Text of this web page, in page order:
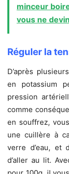
minceur
vous ne
Réguler la
D’après
en potassium
pression
comme
en souffrez,
une cuillère à
verre d’eau, et
d’aller au lit.